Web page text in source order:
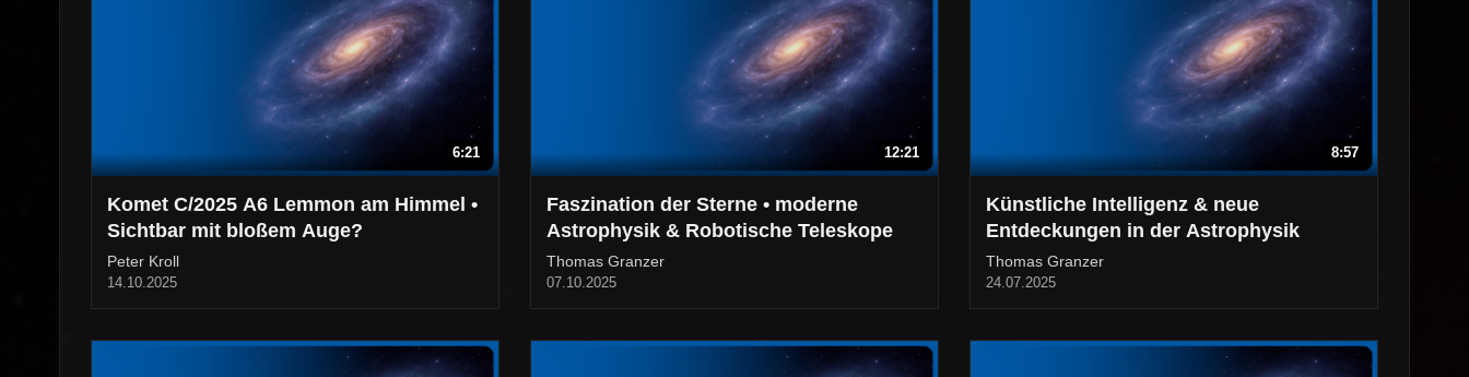
6:21
Komet C/2025 A6 Lemmon am Himmel •
Sichtbar mit bloßem Auge?
Peter Kroll
14.10.2025
12:21
Faszination der Sterne • moderne
Astrophysik & Robotische Teleskope
Thomas Granzer
07.10.2025
8:57
Künstliche Intelligenz & neue
Entdeckungen in der Astrophysik
Thomas Granzer
24.07.2025